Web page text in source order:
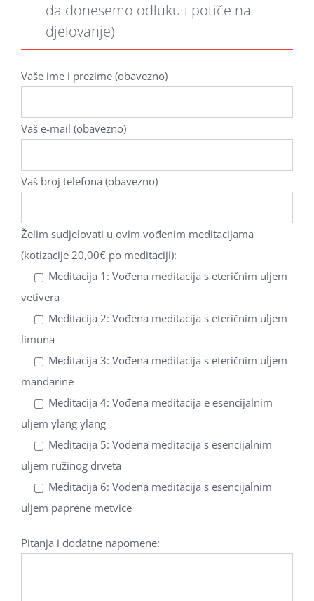
da donesemo odluku i potiče na
djelovanje)
Vaše ime i prezime (obavezno)
Vaš e-mail (obavezno)
Vaš broj telefona (obavezno)
Želim sudjelovati u ovim vođenim meditacijama
(kotizacije 20,00€ po meditaciji):
Meditacija 1: Vođena meditacija s eteričnim uljem
vetivera
Meditacija 2: Vođena meditacija s eteričnim uljem
limuna
Meditacija 3: Vođena meditacija s eteričnim uljem
mandarine
Meditacija 4: Vođena meditacija e esencijalnim
uljem ylang ylang
Meditacija 5: Vođena meditacija s esencijalnim
uljem ružinog drveta
Meditacija 6: Vođena meditacija s esencijalnim
uljem paprene metvice
Pitanja i dodatne napomene: